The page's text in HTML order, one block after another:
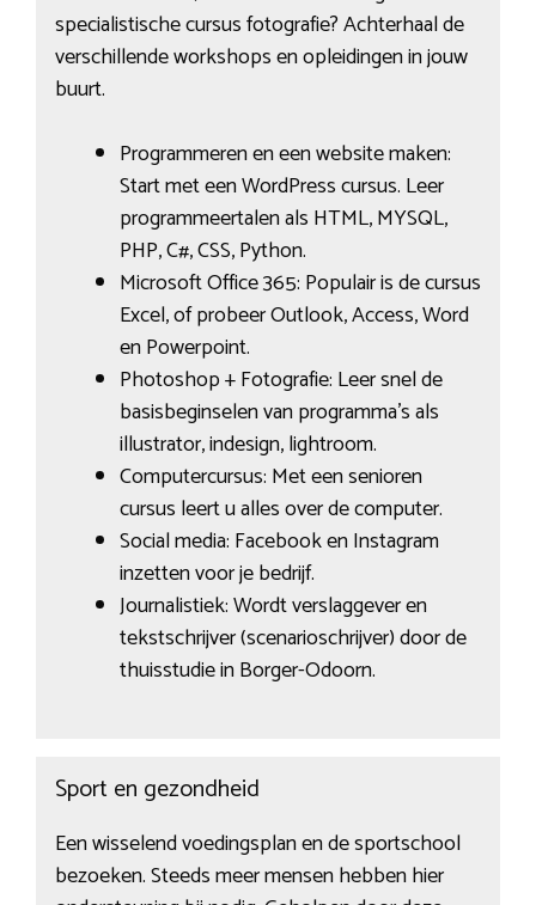
specialistische cursus fotografie? Achterhaal de
verschillende workshops en opleidingen in jouw
buurt.
Programmeren en een website maken:
Start met een WordPress cursus. Leer
programmeertalen als HTML, MYSQL,
PHP, C#, CSS, Python.
Microsoft Office 365: Populair is de cursus
Excel, of probeer Outlook, Access, Word
en Powerpoint.
Photoshop + Fotografie: Leer snel de
basisbeginselen van programma’s als
illustrator, indesign, lightroom.
Computercursus: Met een senioren
cursus leert u alles over de computer.
Social media: Facebook en Instagram
inzetten voor je bedrijf.
Journalistiek: Wordt verslaggever en
tekstschrijver (scenarioschrijver) door de
thuisstudie in Borger-Odoorn.
Sport en gezondheid
Een wisselend voedingsplan en de sportschool
bezoeken. Steeds meer mensen hebben hier